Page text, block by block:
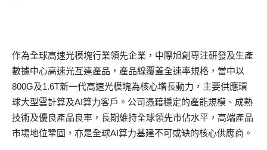
作為全球高速光模塊行業領先企業，中際旭創專注研發及生產
數據中心高速光互連產品，產品線覆蓋全速率規格，當中以
800G及1.6T新一代高速光模塊為核心增長動力，主要供應環
球大型雲計算及AI算力客戶。公司憑藉穩定的產能規模、成熟
技術及優良產品良率，長期維持全球領先市佔水平，高端產品
市場地位鞏固，亦是全球AI算力基建不可或缺的核心供應商。